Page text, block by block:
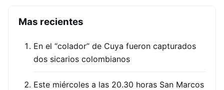
Mas recientes
En el “colador” de Cuya fueron capturados
dos sicarios colombianos
Este miércoles a las 20.30 horas San Marcos